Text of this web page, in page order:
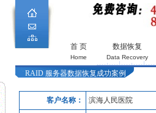
首 页 数据恢复
Home Data Recovery
RAID 服务器数据恢复成功案例
客户名称： 滨海人民医院